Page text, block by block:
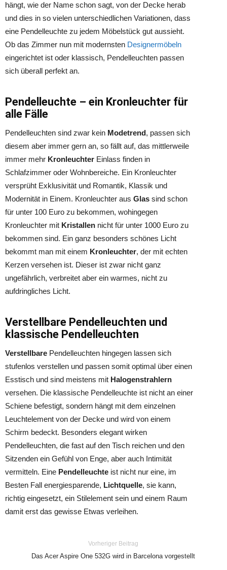
hängt, wie der Name schon sagt, von der Decke herab
und dies in so vielen unterschiedlichen Variationen, dass
eine Pendelleuchte zu jedem Möbelstück gut aussieht.
Ob das Zimmer nun mit modernsten Designermöbeln
eingerichtet ist oder klassisch, Pendelleuchten passen
sich überall perfekt an.
Pendelleuchte – ein Kronleuchter für
alle Fälle
Pendelleuchten sind zwar kein Modetrend, passen sich
diesem aber immer gern an, so fällt auf, das mittlerweile
immer mehr Kronleuchter Einlass finden in
Schlafzimmer oder Wohnbereiche. Ein Kronleuchter
versprüht Exklusivität und Romantik, Klassik und
Modernität in Einem. Kronleuchter aus Glas sind schon
für unter 100 Euro zu bekommen, wohingegen
Kronleuchter mit Kristallen nicht für unter 1000 Euro zu
bekommen sind. Ein ganz besonders schönes Licht
bekommt man mit einem Kronleuchter, der mit echten
Kerzen versehen ist. Dieser ist zwar nicht ganz
ungefährlich, verbreitet aber ein warmes, nicht zu
aufdringliches Licht.
Verstellbare Pendelleuchten und
klassische Pendelleuchten
Verstellbare Pendelleuchten hingegen lassen sich
stufenlos verstellen und passen somit optimal über einen
Esstisch und sind meistens mit Halogenstrahlern
versehen. Die klassische Pendelleuchte ist nicht an einer
Schiene befestigt, sondern hängt mit dem einzelnen
Leuchtelement von der Decke und wird von einem
Schirm bedeckt. Besonders elegant wirken
Pendelleuchten, die fast auf den Tisch reichen und den
Sitzenden ein Gefühl von Enge, aber auch Intimität
vermitteln. Eine Pendelleuchte ist nicht nur eine, im
Besten Fall energiesparende, Lichtquelle, sie kann,
richtig eingesetzt, ein Stilelement sein und einem Raum
damit erst das gewisse Etwas verleihen.
Vorheriger Beitrag
Das Acer Aspire One 532G wird in Barcelona vorgestellt